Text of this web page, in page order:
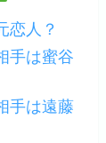
恋人？
手は蜜谷
手は遠藤